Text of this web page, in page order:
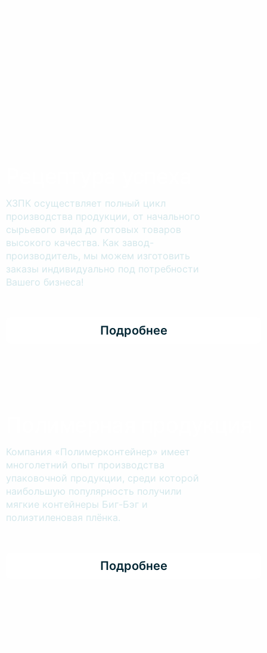
ХЗПК осуществляет полный цикл
производства продукции, от начального
сырьевого вида до готовых товаров
высокого качества. Как завод-
производитель, мы можем изготовить
заказы индивидуально под потребности
Вашего бизнеса!
Подробнее
Компания «Полимерконтейнер» имеет
многолетний опыт производства
упаковочной продукции, среди которой
наибольшую популярность получили
мягкие контейнеры Биг-Бэг и
полиэтиленовая плёнка.
Подробнее